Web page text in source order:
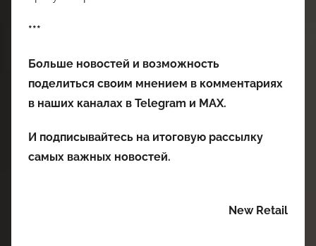
***
Больше новостей и возможность
поделиться своим мнением в комментариях
в наших каналах в Telegram и MAX.
И подписывайтесь на итоговую рассылку
самых важных новостей.
New Retail